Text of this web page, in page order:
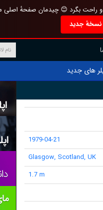
راحت بگرد 😊 چیدمان صفحهٔ اصلی
جدید
های جدید
1979-04-21
Glasgow, Scotland, UK
1.7 m